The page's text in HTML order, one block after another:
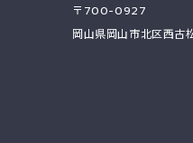
〒700-0927
岡山県岡山市北区西